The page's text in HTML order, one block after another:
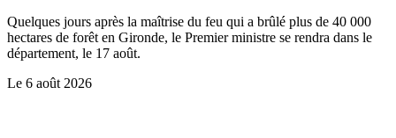
Quelques jours après la maîtrise du feu qui a brûlé plus de 40 000
hectares de forêt en Gironde, le Premier ministre se rendra dans le
département, le 17 août.
Le 6 août 2026